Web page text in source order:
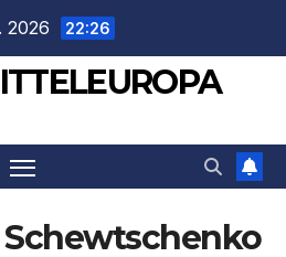
2026 22:26
Schewtschenko